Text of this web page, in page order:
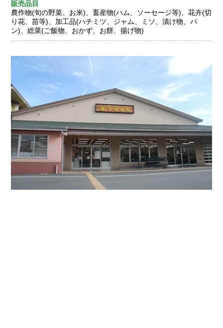
販売品目
農作物(旬の野菜、お米)、畜産物(ハム、ソーセージ等)、花卉(切
り花、苗等)、加工品(ハチミツ、ジャム、ミソ、漬け物、パ
ン)、総菜(ご飯物、おかず、お餅、揚げ物)